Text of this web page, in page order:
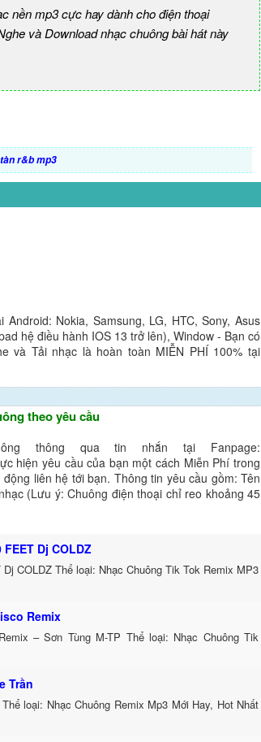
nền mp3 cực hay dành cho điện thoại
và Download nhạc chuông bài hát này
r&b mp3
Nokia, Samsung, LG, HTC, Sony, Asus
hệ điều hành IOS 13 trở lên), Window - Bạn có
và Tải nhạc là hoàn toàn MIỄN PHÍ 100% tại
theo yêu cầu
thông qua tin nhắn tại Fanpage:
hiện yêu cầu của bạn một cách Miễn Phí trong
liên hệ tới bạn. Thông tin yêu cầu gồm: Tên
(Lưu ý: Chuông điện thoại chỉ reo khoảng 45
Dj COLDZ
COLDZ Thể loại: Nhạc Chuông Tik Tok Remix MP3
Remix
– Sơn Tùng M-TP Thể loại: Nhạc Chuông Tik
Trần
loại: Nhạc Chuông Remix Mp3 Mới Hay, Hot Nhất